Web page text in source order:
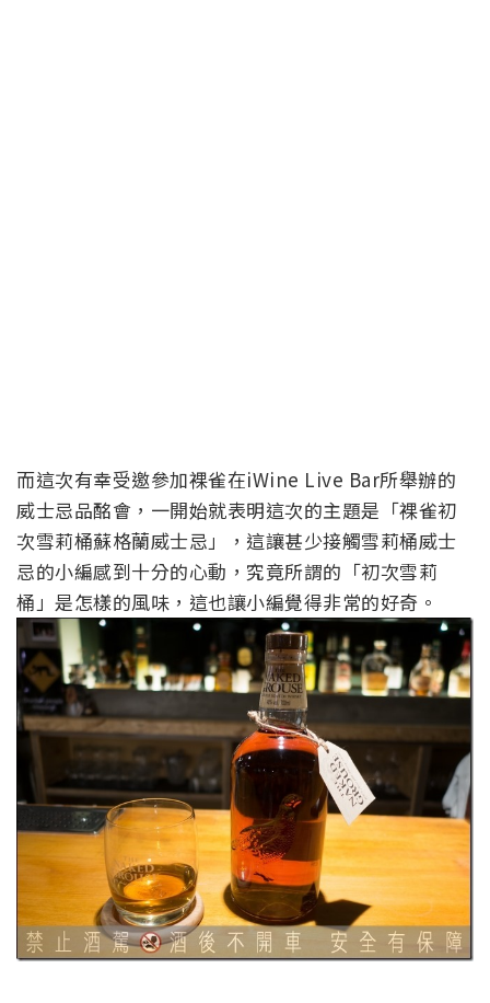
而這次有幸受邀參加裸雀在iWine Live Bar所舉辦的
威士忌品酩會，一開始就表明這次的主題是「裸雀初
次雪莉桶蘇格蘭威士忌」，這讓甚少接觸雪莉桶威士
忌的小編感到十分的心動，究竟所謂的「初次雪莉
桶」是怎樣的風味，這也讓小編覺得非常的好奇。